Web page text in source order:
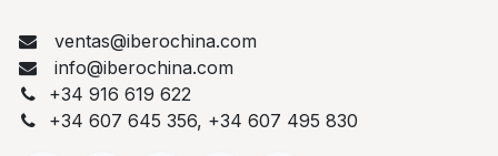
ventas@iberochina.com
info@iberochina.com
+34 916 619 622
+34 607 645 356, +34 607 495 830